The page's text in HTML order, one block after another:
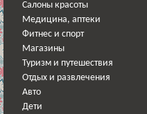
Салоны красоты
Медицина, аптеки
Фитнес и спорт
Магазины
Туризм и путешествия
Отдых и развлечения
Авто
Дети